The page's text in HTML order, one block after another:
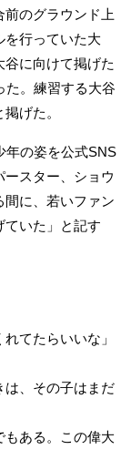
のグラウンド上
を行っていた大
に向けて掲げた
た。練習する大谷
げた。
の姿を公式SNS
スター、ショウ
に、若いファン
ていた」と記す
てたらいいな」
は、その子はまだ
もある。この偉大